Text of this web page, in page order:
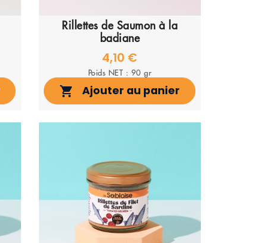
Rillettes de Saumon à la
badiane
4,10 €
Poids NET : 90 gr
 Ajouter au panier